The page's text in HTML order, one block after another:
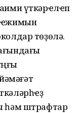
үткәрҽлҽп
төҙөлә.
һәм штрафтар